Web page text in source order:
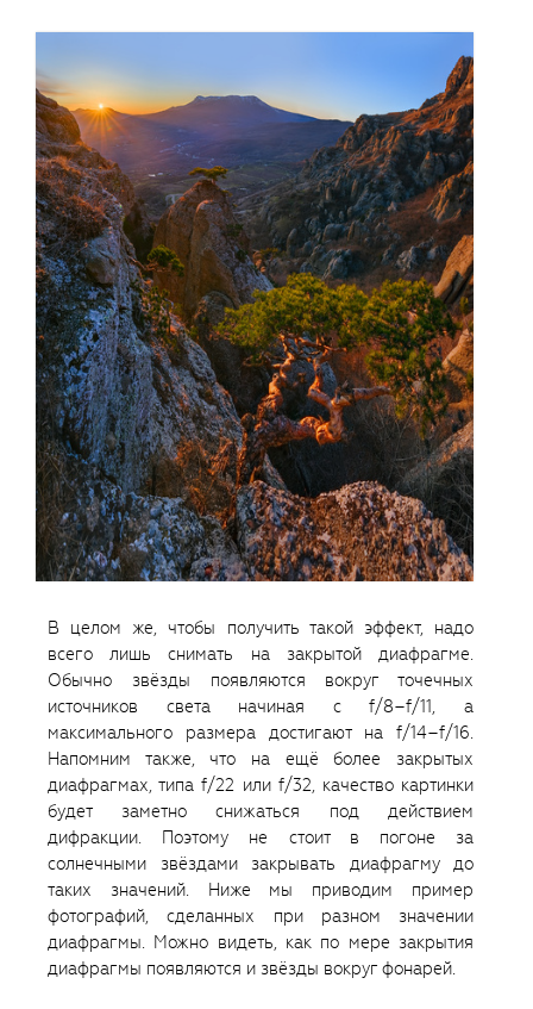
В целом же, чтобы получить такой эффект, надо
всего лишь снимать на закрытой диафрагме.
Обычно звёзды появляются вокруг точечных
источников света начиная с f/8–f/11, а
максимального размера достигают на f/14–f/16.
Напомним также, что на ещё более закрытых
диафрагмах, типа f/22 или f/32, качество картинки
будет заметно снижаться под действием
дифракции. Поэтому не стоит в погоне за
солнечными звёздами закрывать диафрагму до
таких значений. Ниже мы приводим пример
фотографий, сделанных при разном значении
диафрагмы. Можно видеть, как по мере закрытия
диафрагмы появляются и звёзды вокруг фонарей.